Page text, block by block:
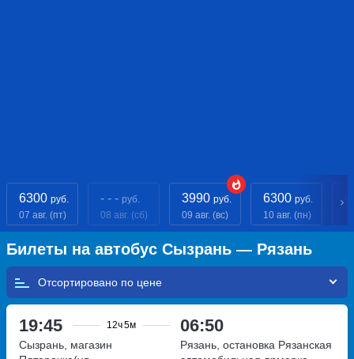
6300 руб.
07 авг. (пт)
- - - руб.
08 авг. (сб)
3990 руб.
09 авг. (вс)
6300 руб.
10 авг. (пн)
Билеты на автобус Сызрань — Рязань
Отсортировано по
19:45 12ч5м 06:50
Сызрань, магазин
Рязань, остановка Рязанская